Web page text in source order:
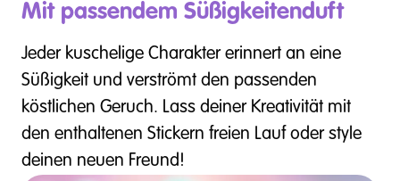
Mit passendem Süßigkeitenduft
Jeder kuschelige Charakter erinnert an eine
Süßigkeit und verströmt den passenden
köstlichen Geruch. Lass deiner Kreativität mit
den enthaltenen Stickern freien Lauf oder style
deinen neuen Freund!